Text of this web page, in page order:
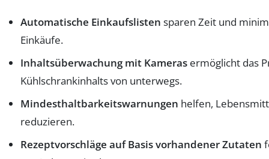
Automatische Einkaufslisten sparen Zeit und
Einkäufe.
Inhaltsüberwachung mit Kameras ermöglicht das
Kühlschrankinhalts von unterwegs.
Mindesthaltbarkeitswarnungen helfen,
reduzieren.
Rezeptvorschläge auf Basis vorhandener Zutaten